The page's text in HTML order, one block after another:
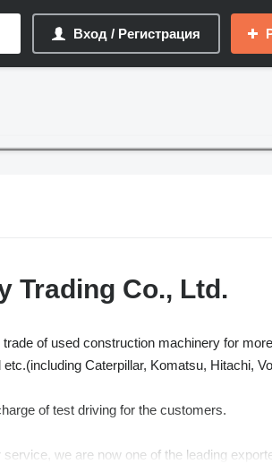
Вход / Регистрация
Trading Co., Ltd.
of used construction machinery for
Caterpillar, Komatsu, Hitachi,
of test driving for the customers.
we are now one of the leading